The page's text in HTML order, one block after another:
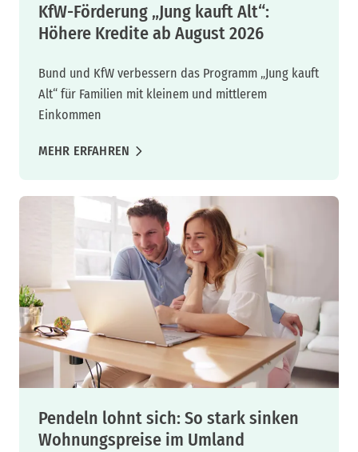
KfW-Förderung „Jung kauft Alt“:
Höhere Kredite ab August 2026
Bund und KfW verbessern das Programm „Jung kauft
Alt“ für Familien mit kleinem und mittlerem
Einkommen
MEHR ERFAHREN
Pendeln lohnt sich: So stark sinken
Wohnungspreise im Umland